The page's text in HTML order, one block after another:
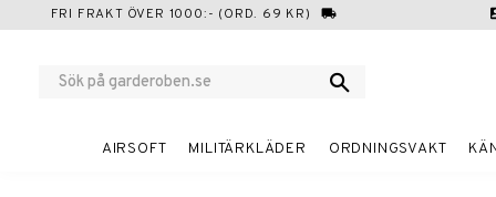
FRI FRAKT ÖVER 1000:- (ORD. 69 KR) local_shipping
AIRSOFT MILITÄRKLÄDER ORDNINGSVAKT